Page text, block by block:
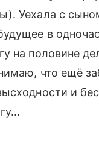
Уехала с
в
на половине
что ещё
и